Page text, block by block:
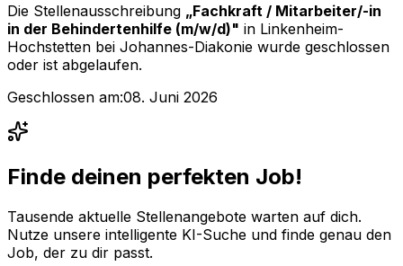
Die Stellenausschreibung „Fachkraft / Mitarbeiter/-in
in der Behindertenhilfe (m/w/d)" in Linkenheim-
Hochstetten bei Johannes-Diakonie wurde geschlossen
oder ist abgelaufen.
Geschlossen am:08. Juni 2026
Finde deinen perfekten Job!
Tausende aktuelle Stellenangebote warten auf dich.
Nutze unsere intelligente KI-Suche und finde genau den
Job, der zu dir passt.